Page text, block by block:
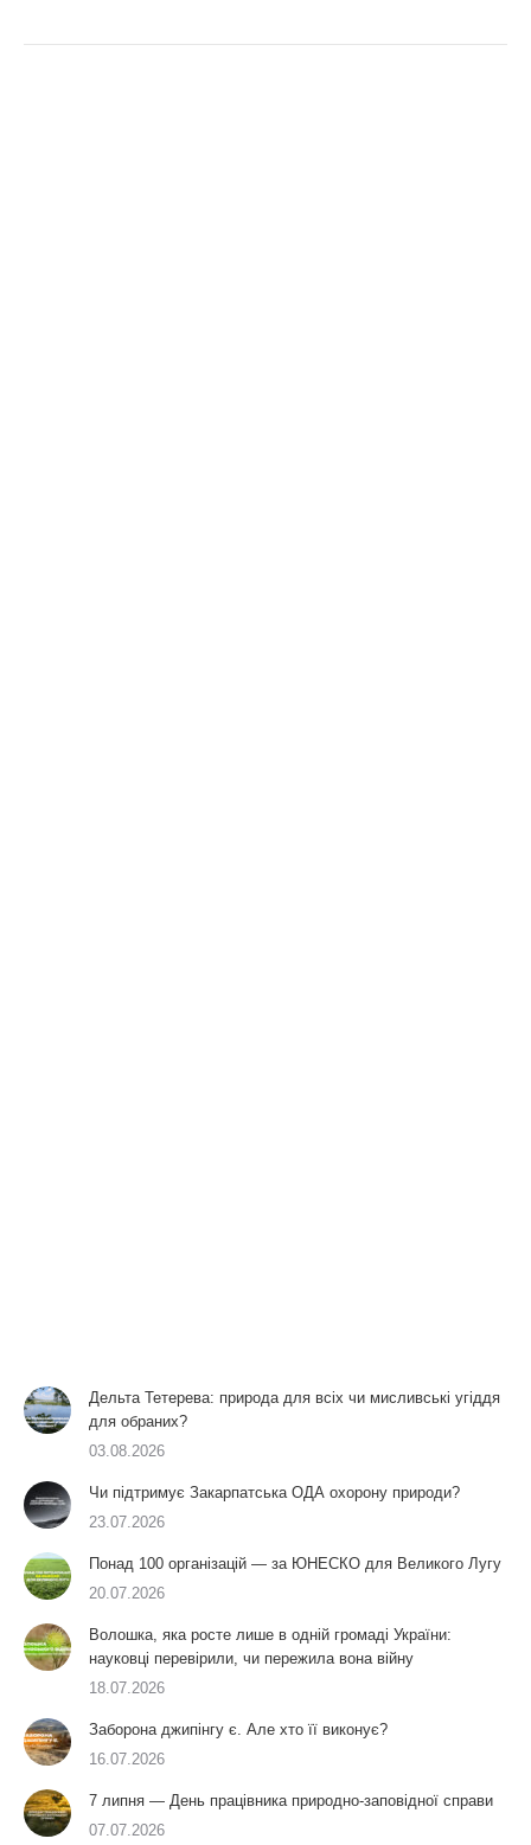
Дельта Тетерева: природа для всіх чи мисливські угіддя
для обраних?
03.08.2026
Чи підтримує Закарпатська ОДА охорону природи?
23.07.2026
Понад 100 організацій — за ЮНЕСКО для Великого Лугу
20.07.2026
Волошка, яка росте лише в одній громаді України:
науковці перевірили, чи пережила вона війну
18.07.2026
Заборона джипінгу є. Але хто її виконує?
16.07.2026
7 липня — День працівника природно-заповідної справи
07.07.2026